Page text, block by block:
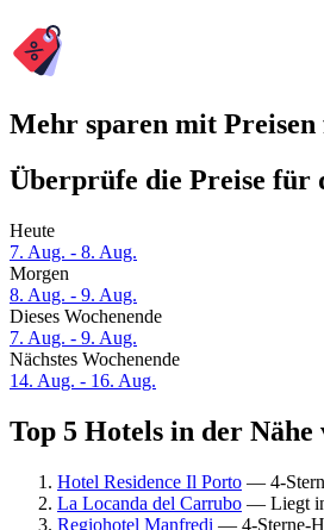
Mehr sparen mit
Überprüfe die Preise für
Heute
7. Aug. - 8. Aug.
Morgen
8. Aug. - 9. Aug.
Dieses Wochenende
7. Aug. - 9. Aug.
Nächstes Wochenende
14. Aug. - 16. Aug.
Top 5 Hotels in der
Hotel Residence Il Porto — 4-
La Locanda del Carrubo — Liegt in
Regiohotel Manfredi — 4-Sterne-